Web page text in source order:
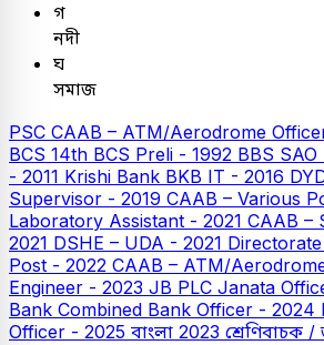
গ
নদী
ঘ
সমাজ
PSC CAAB – ATM/Aerodrome
BCS 14th BCS Preli - 1992 BBS SAO
- 2011 Krishi Bank BKB IT - 2016
Supervisor - 2019 CAAB – Various
Laboratory Assistant - 2021 CAAB –
2021 DSHE – UDA - 2021
Post - 2022 CAAB – ATM/
Engineer - 2023 JB PLC Janata
Bank Combined Bank Officer - 2024
Officer - 2025 বাংলা 2023 শ্রেণিবাচক